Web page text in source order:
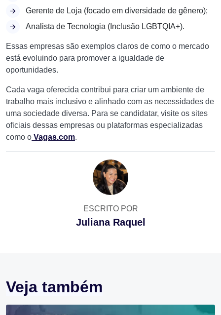
Gerente de Loja (focado em diversidade de gênero);
Analista de Tecnologia (Inclusão LGBTQIA+).
Essas empresas são exemplos claros de como o mercado
está evoluindo para promover a igualdade de
oportunidades.
Cada vaga oferecida contribui para criar um ambiente de
trabalho mais inclusivo e alinhado com as necessidades de
uma sociedade diversa. Para se candidatar, visite os sites
oficiais dessas empresas ou plataformas especializadas
como o Vagas.com.
ESCRITO POR
Juliana Raquel
Veja também